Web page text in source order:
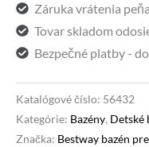
Shade
244
x
cm
Záruka vrátenia
Tovar skladom
Bezpečné platby -
Katalógové číslo: 56432
Kategórie: Bazény, Detské
Značka: Bestway bazén